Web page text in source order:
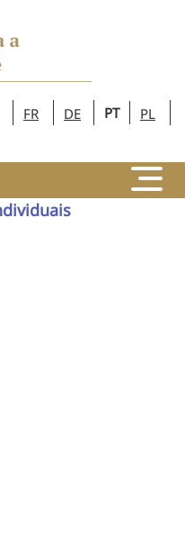
FR DE PT PL